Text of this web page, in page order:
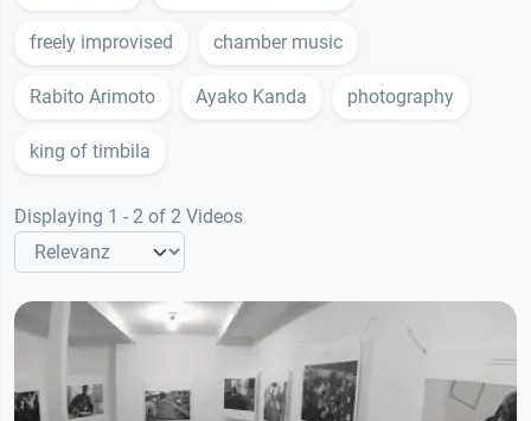
freely improvised chamber music
Rabito Arimoto Ayako Kanda photography
king of timbila
Displaying 1 - 2 of 2 Videos